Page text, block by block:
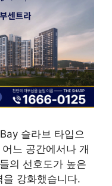
슬라브 타입으
느 공간에서나 개
의 선호도가 높은
강화했습니다.